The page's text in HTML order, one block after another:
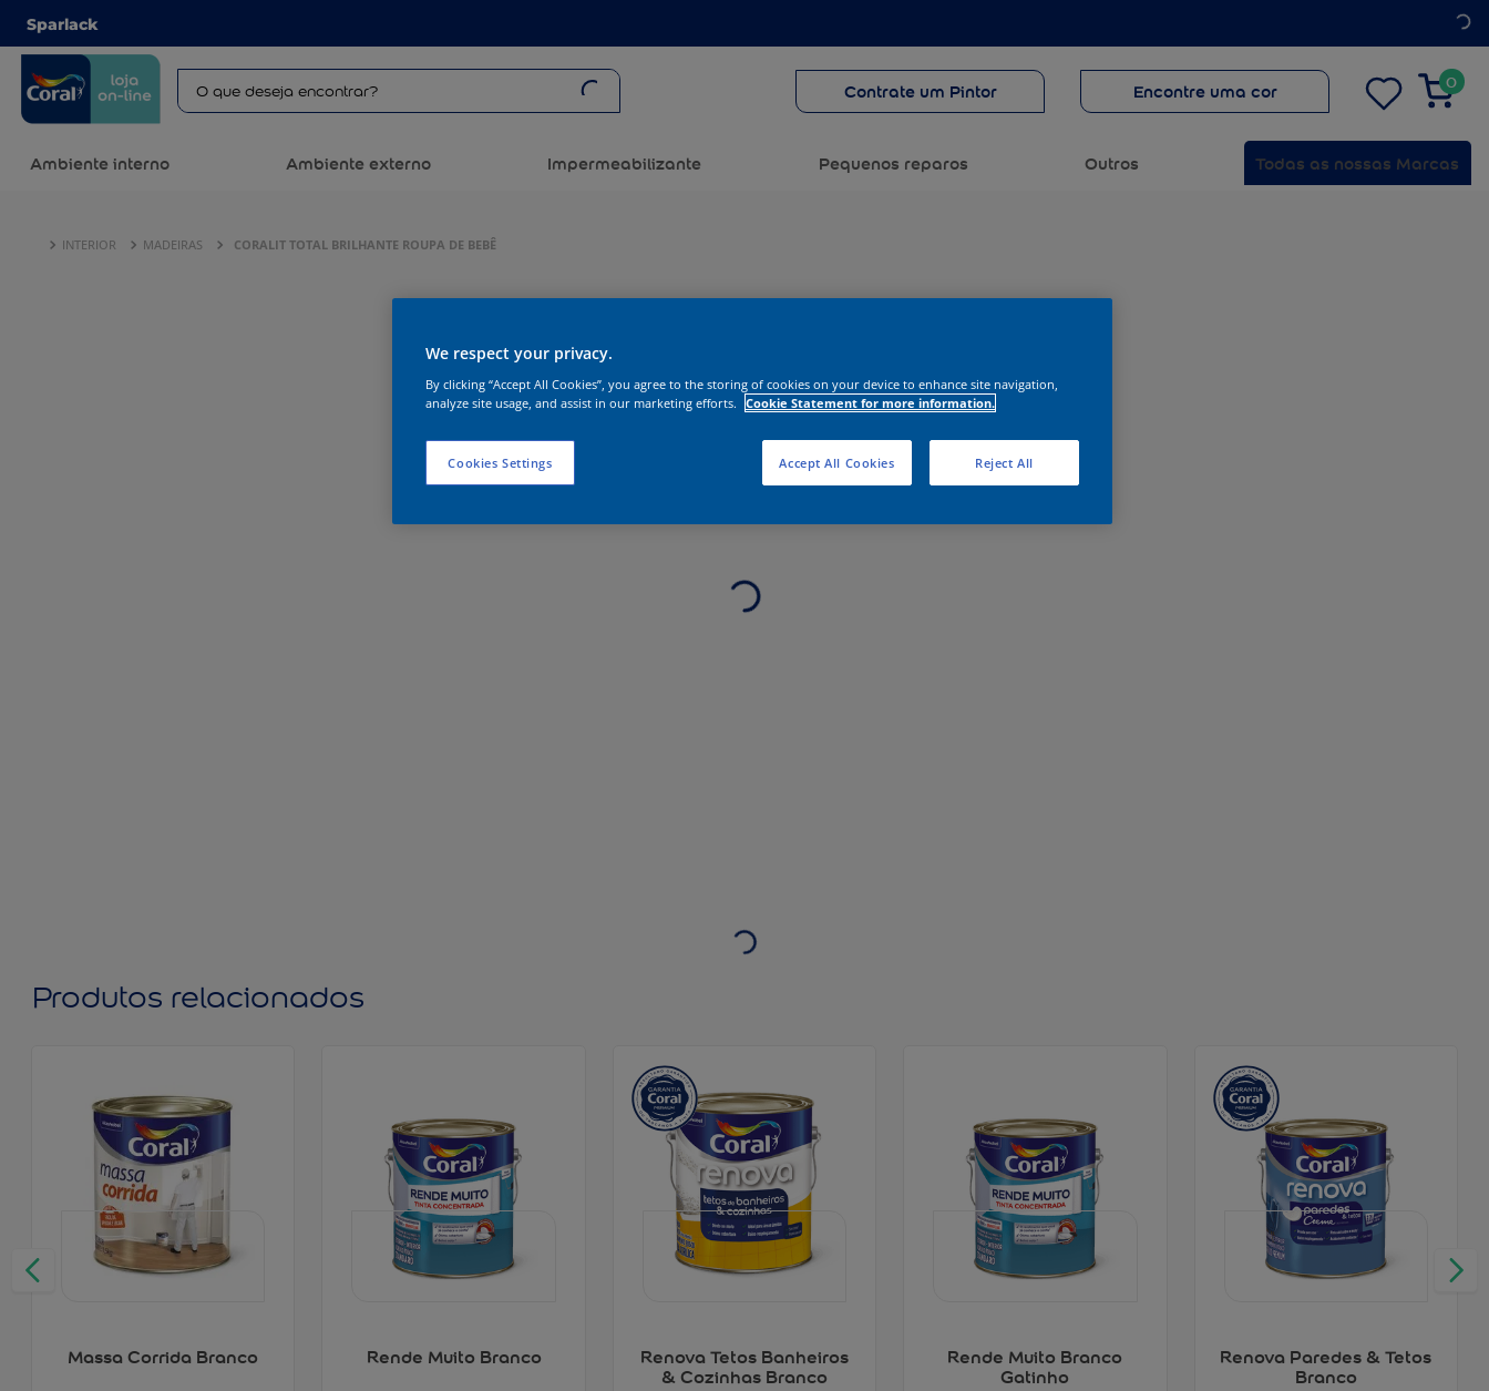
Sparlack
Contrate um Pintor Encontre uma cor 0
Ambiente interno Ambiente externo Impermeabilizante Pequenos reparos Outros Todas as nossas Marcas
INTERIOR MADEIRAS CORALIT TOTAL BRILHANTE ROUPA DE BEBÊ
Produtos relacionados
Massa Corrida Branco Rende Muito Branco Renova Tetos Banheiros
& Cozinhas Branco
Rende Muito Branco
Gatinho
Renova Paredes & Tetos
Branco
We respect your privacy.
By clicking “Accept All Cookies”, you agree to the storing of cookies on your device to enhance site navigation,
analyze site usage, and assist in our marketing efforts. Cookie Statement for more information.
Cookies Settings Reject All
Accept All Cookies